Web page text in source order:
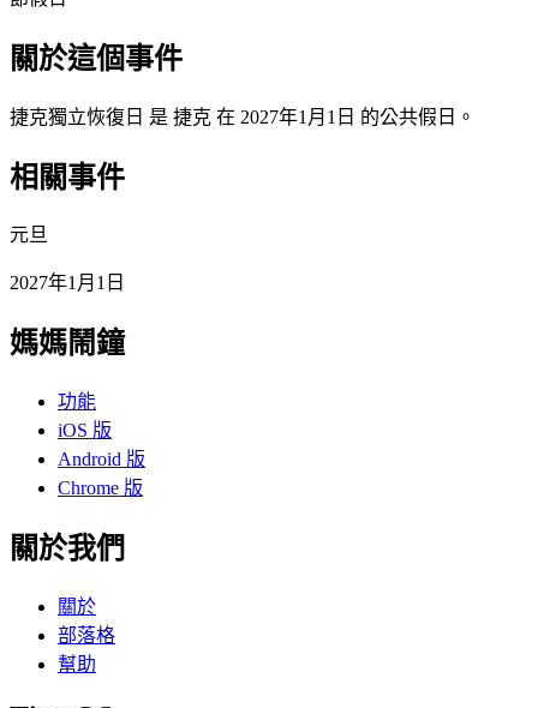
關於這個事件
捷克獨立恢復日 是 捷克 在 2027年1月1日 的公共假日。
相關事件
元旦
2027年1月1日
媽媽鬧鐘
功能
iOS 版
Android 版
Chrome 版
關於我們
關於
部落格
幫助